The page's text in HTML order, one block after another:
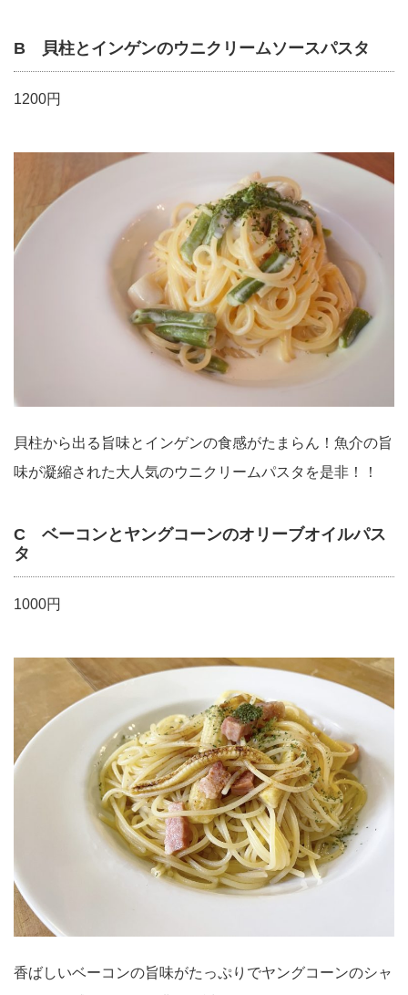
B 貝柱とインゲンのウニクリームソースパスタ
1200円
貝柱から出る旨味とインゲンの食感がたまらん！魚介の旨
味が凝縮された大人気のウニクリームパスタを是非！！
C ベーコンとヤングコーンのオリーブオイルパス
タ
1000円
香ばしいベーコンの旨味がたっぷりでヤングコーンのシャ